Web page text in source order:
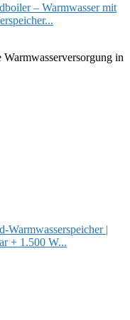
– Warmwasser mit
in
|
+ 1.500 W...